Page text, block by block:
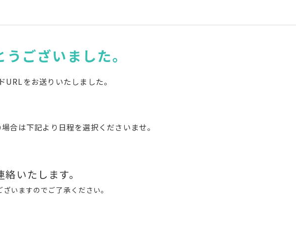
ございました。
をお送りいたしました。
合は下記より日程を選択くださいませ。
いたします。
いますのでご了承ください。